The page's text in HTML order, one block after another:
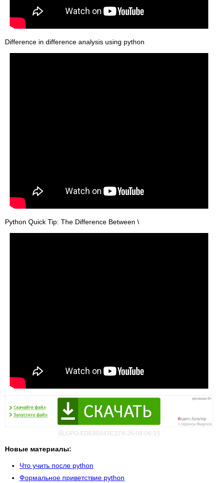
Difference in difference analysis using python
Python Quick Tip: The Difference Between \
BLGPG-EDE80A43C27A-26-08-06-15
Новые материалы:
Что учить после python
Формальное приветствие python